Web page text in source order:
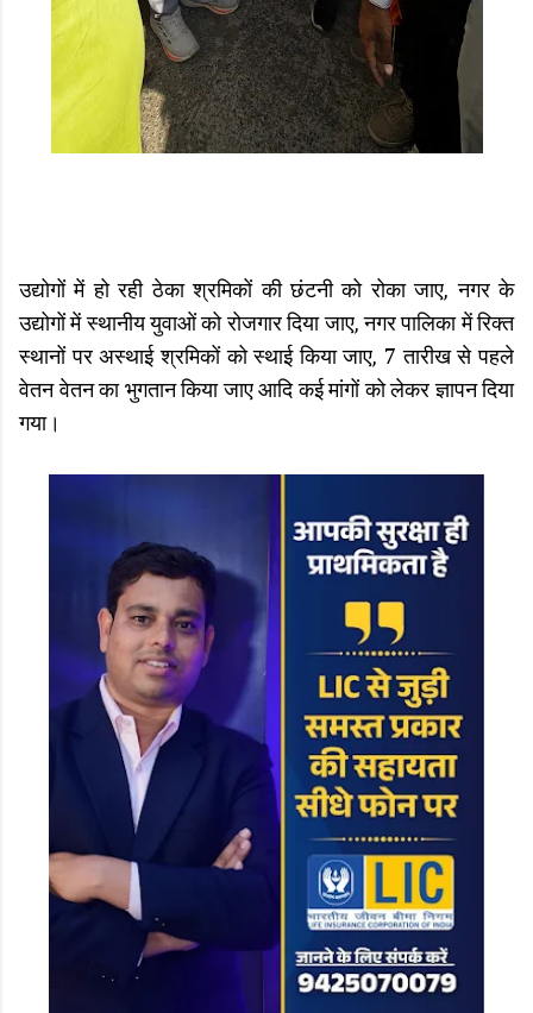
उद्योगों में हो रही ठेका श्रमिकों की छंटनी को रोका जाए, नगर के
उद्योगों में स्थानीय युवाओं को रोजगार दिया जाए, नगर पालिका में रिक्त
स्थानों पर अस्थाई श्रमिकों को स्थाई किया जाए, 7 तारीख से पहले
वेतन वेतन का भुगतान किया जाए आदि कई मांगों को लेकर ज्ञापन दिया
गया।